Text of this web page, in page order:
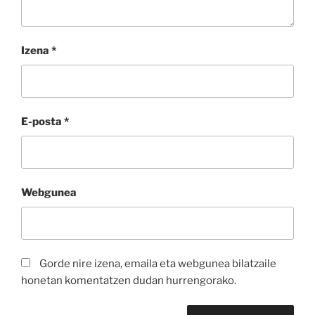
Izena *
E-posta *
Webgunea
Gorde nire izena, emaila eta webgunea bilatzaile
honetan komentatzen dudan hurrengorako.